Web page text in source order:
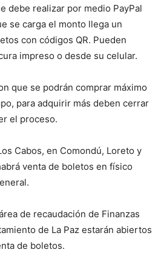
debe realizar por medio PayPal
se carga el monto llega un
con códigos QR. Pueden
impreso o desde su celular.
que se podrán comprar máximo
para adquirir más deben cerrar
el proceso.
Cabos, en Comondú, Loreto y
venta de boletos en físico
de recaudación de Finanzas
de La Paz estarán abiertos
de boletos.